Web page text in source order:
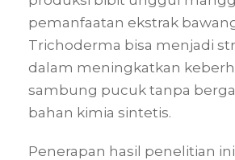
pemanfaatan ekstrak
Trichoderma bisa menjadi
dalam meningkatkan
sambung pucuk tanpa
bahan kimia sintetis.
Penerapan hasil penelitian